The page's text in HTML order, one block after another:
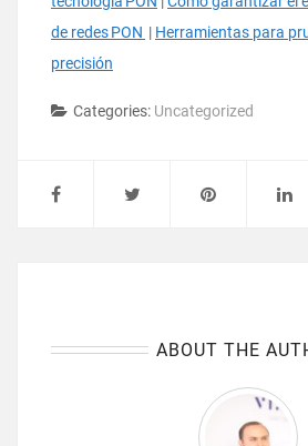
de redes PON | Herramientas para
precisión
Categories: Uncategorized
ABOUT THE